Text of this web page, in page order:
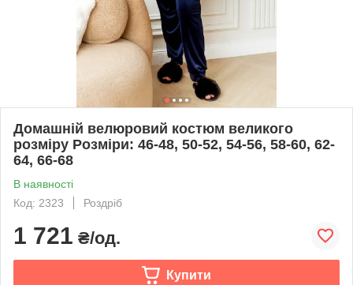
Домашній велюровий костюм великого
розміру Розміри: 46-48, 50-52, 54-56, 58-60, 62-
64, 66-68
В наявності
Код: 2323
Роздріб
1 721 ₴/од.
Купити